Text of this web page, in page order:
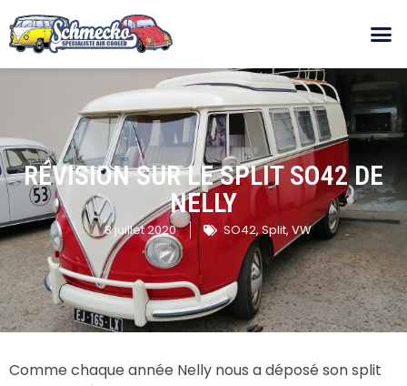
RÉVISION SUR LE SPLIT SO42 DE
NELLY
8 juillet 2020 SO42,Split, VW
Comme chaque année Nelly nous a déposé son split